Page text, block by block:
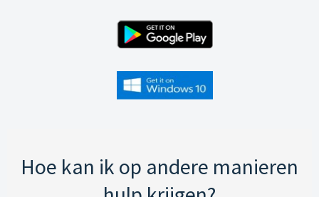
Hoe kan ik op andere manieren